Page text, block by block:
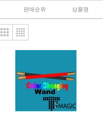
판매순위 상품명